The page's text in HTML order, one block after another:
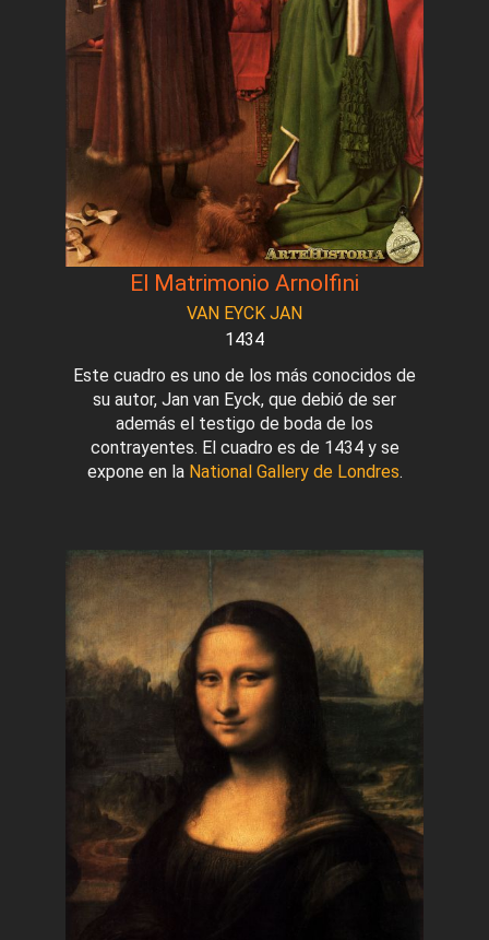
El Matrimonio Arnolfini
VAN EYCK JAN
1434
Este cuadro es uno de los más conocidos de
su autor, Jan van Eyck, que debió de ser
además el testigo de boda de los
contrayentes. El cuadro es de 1434 y se
expone en la National Gallery de Londres.